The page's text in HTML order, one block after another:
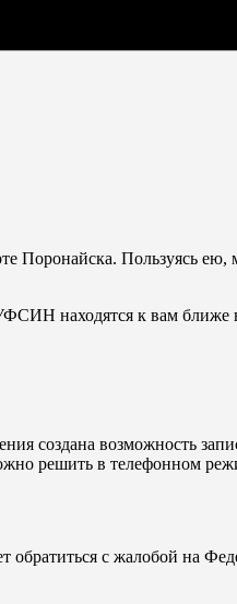
Пользуясь ею,
находятся к вам ближе
создана возможность
решить в телефонном
с жалобой на